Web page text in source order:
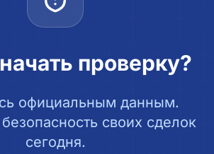
проверку?
официальным данным.
своих сделок
сегодня.